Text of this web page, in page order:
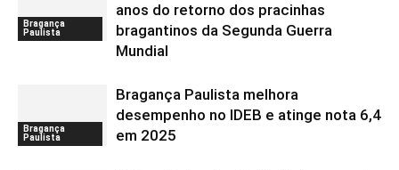
Bragança
Paulista
anos do retorno dos pracinhas
bragantinos da Segunda Guerra
Mundial
Bragança
Paulista
Bragança Paulista melhora
desempenho no IDEB e atinge nota 6,4
em 2025